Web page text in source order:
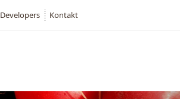
Developers Kontakt